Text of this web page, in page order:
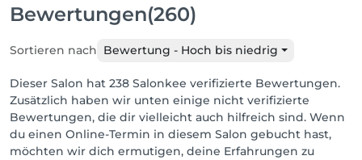
Bewertungen(260)
Sortieren nach Bewertung - Hoch bis niedrig
Dieser Salon hat 238 Salonkee verifizierte Bewertungen.
Zusätzlich haben wir unten einige nicht verifizierte
Bewertungen, die dir vielleicht auch hilfreich sind. Wenn
du einen Online-Termin in diesem Salon gebucht hast,
möchten wir dich ermutigen, deine Erfahrungen zu